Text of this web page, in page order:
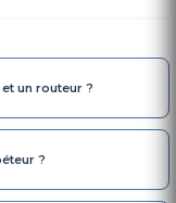
un routeur ?
?